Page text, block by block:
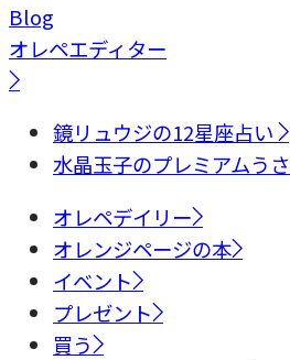
Blog
オレペエディター
鏡リュウジの12星座占い
水晶玉子のプレミアムう
オレペデイリー
オレンジページの本
イベント
プレゼント
買う